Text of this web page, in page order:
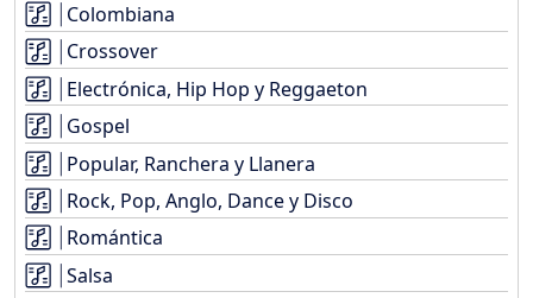
Colombiana
Crossover
Electrónica, Hip Hop y Reggaeton
Gospel
Popular, Ranchera y Llanera
Rock, Pop, Anglo, Dance y Disco
Romántica
Salsa